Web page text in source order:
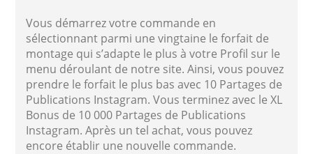
Vous démarrez votre commande en
sélectionnant parmi une vingtaine le forfait de
montage qui s’adapte le plus à votre Profil sur le
menu déroulant de notre site. Ainsi, vous pouvez
prendre le forfait le plus bas avec 10 Partages de
Publications Instagram. Vous terminez avec le XL
Bonus de 10 000 Partages de Publications
Instagram. Après un tel achat, vous pouvez
encore établir une nouvelle commande.